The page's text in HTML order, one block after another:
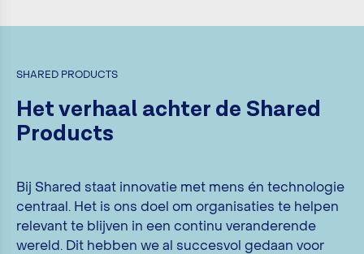
SHARED PRODUCTS
Het verhaal achter de Shared
Products
Bij Shared staat innovatie met mens én technologie
centraal. Het is ons doel om organisaties te helpen
relevant te blijven in een continu veranderende
wereld. Dit hebben we al succesvol gedaan voor